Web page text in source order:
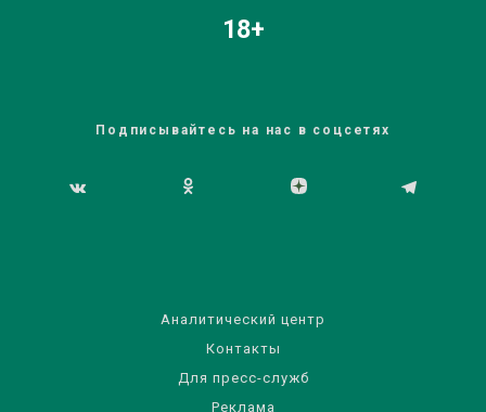
18+
Подписывайтесь на нас в соцсетях
Аналитический центр
Контакты
Для пресс-служб
Реклама